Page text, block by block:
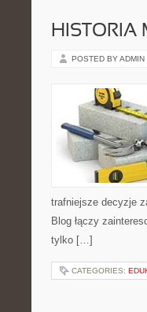
HISTORIA
POSTED BY ADMIN
trafniejsze decyzje
Blog łączy
tylko […]
CATEGORIES: